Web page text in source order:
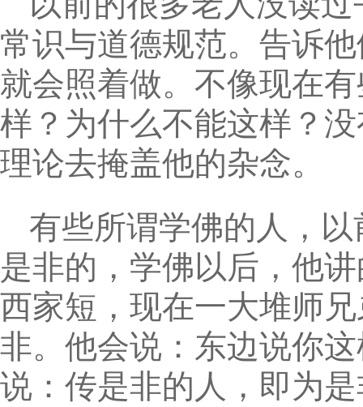
常识与道德规范。告诉
就会照着做。不像现在
样？为什么不能这样？
理论去掩盖他的杂念。
有些所谓学佛的人，
是非的，学佛以后，他
西家短，现在一大堆师
非。他会说：东边说你
说：传是非的人，即为